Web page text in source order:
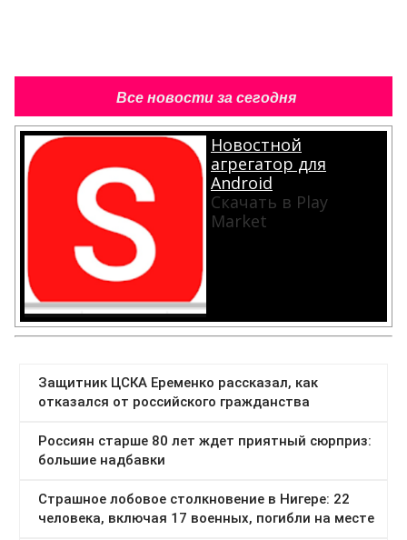
Все новости за сегодня
Новостной
агрегатор для
Android
Скачать в Play
Market